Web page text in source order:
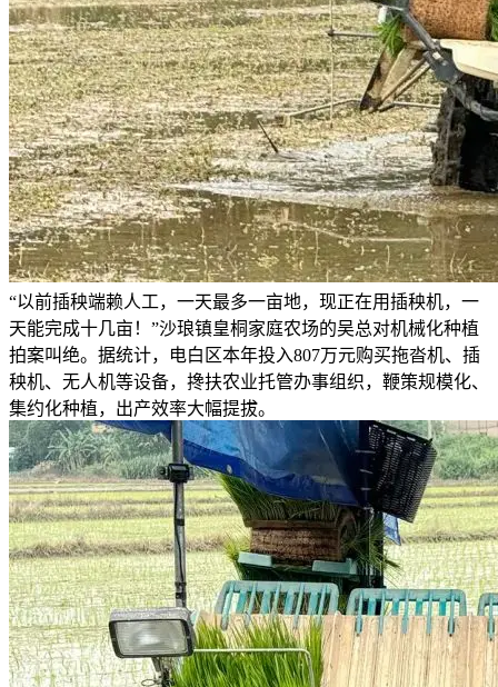
“以前插秧端赖人工，一天最多一亩地，现正在用插秧机，一
天能完成十几亩！”沙琅镇皇桐家庭农场的吴总对机械化种植
拍案叫绝。据统计，电白区本年投入807万元购买拖沓机、插
秧机、无人机等设备，搀扶农业托管办事组织，鞭策规模化、
集约化种植，出产效率大幅提拔。